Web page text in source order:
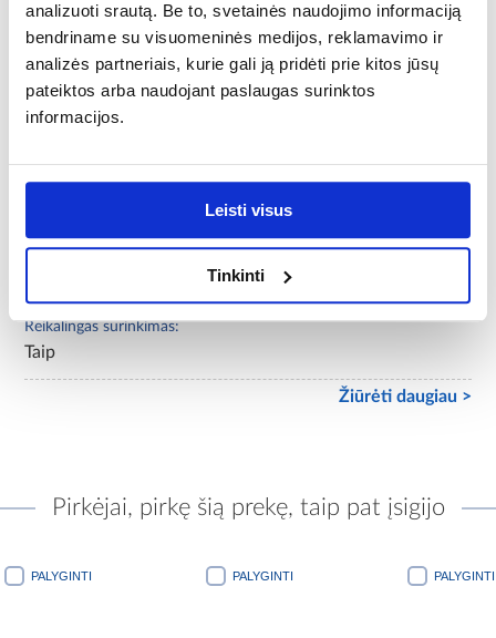
analizuoti srautą. Be to, svetainės naudojimo informaciją
bendriname su visuomeninės medijos, reklamavimo ir
analizės partneriais, kurie gali ją pridėti prie kitos jūsų
pateiktos arba naudojant paslaugas surinktos
informacijos.
Leisti visus
Tinkinti
Rėmo medžiaga:
medžio drožlių plokštė laminuota
Asortimento tipas:
Svoris [kg]:
Reikalingas surinkimas:
Taip
Žiūrėti daugiau >
Pirkėjai, pirkę šią prekę, taip pat įsigijo
PALYGINTI PALYGINTI PALYGINTI